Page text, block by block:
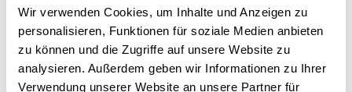
Wir verwenden Cookies, um Inhalte und Anzeigen zu
personalisieren, Funktionen für soziale Medien anbieten
zu können und die Zugriffe auf unsere Website zu
analysieren. Außerdem geben wir Informationen zu Ihrer
Verwendung unserer Website an unsere Partner für
Wellbeing
(Prix par pièce)